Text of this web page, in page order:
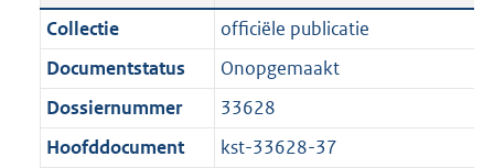
c
t
i
e
t
:
8
1
n
d
s
r
o
a
n
d
g
r
Collectie
officiële publicatie
Documentstatus
Onopgemaakt
Dossiernummer
33628
Hoofddocument
kst-33628-37